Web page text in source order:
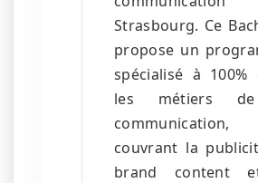
Strasbourg. Ce
propose un
spécialisé à 100%
les métiers
communication,
couvrant la
brand content